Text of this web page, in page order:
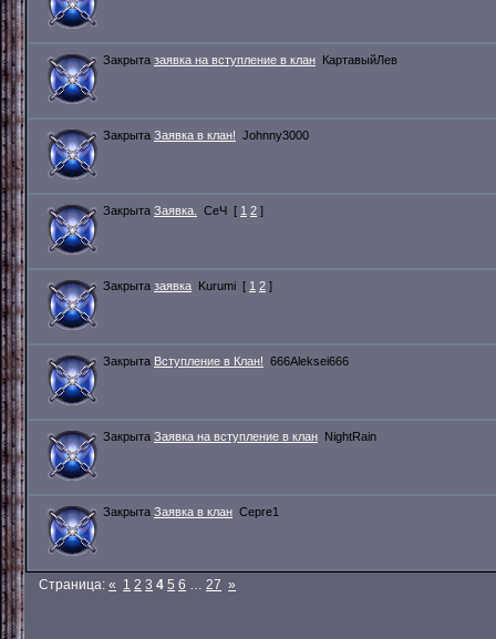
Закрыта заявка на вступление в клан КартавыйЛев
Закрыта Заявка в клан! Johnny3000
Закрыта Заявка. СеЧ [ 1 2 ]
Закрыта заявка Kurumi [ 1 2 ]
Закрыта Вступление в Клан! 666Aleksei666
Закрыта Заявка на вступление в клан NightRain
Закрыта Заявка в клан Серге1
Страница:« 1 2 3 4 5 6 … 27 »